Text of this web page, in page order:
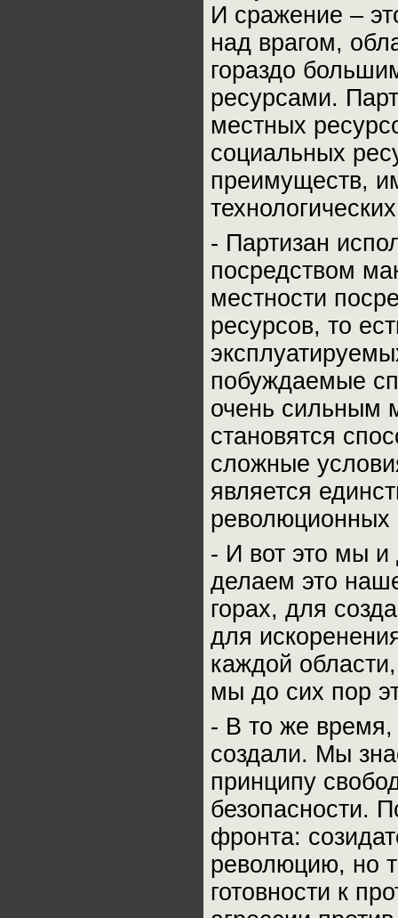
И сражение –
над врагом,
гораздо
ресурсами.
местных
социальных
преимуществ,
- Партизан
посредством
местности
ресурсов, то
побуждаемые
очень сильным
становятся
сложные
является
революционных
- И вот это мы
делаем это
горах, для
для
каждой
мы до сих пор
- В то же время,
создали. Мы
принципу
безопасности.
фронта:
революцию, но
готовности к